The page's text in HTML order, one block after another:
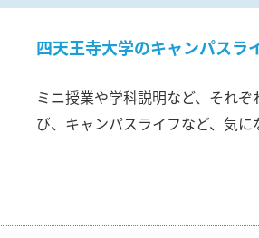
四天王寺大学のキャンパスラ
ミニ授業や学科説明など、それ
び、キャンパスライフなど、気